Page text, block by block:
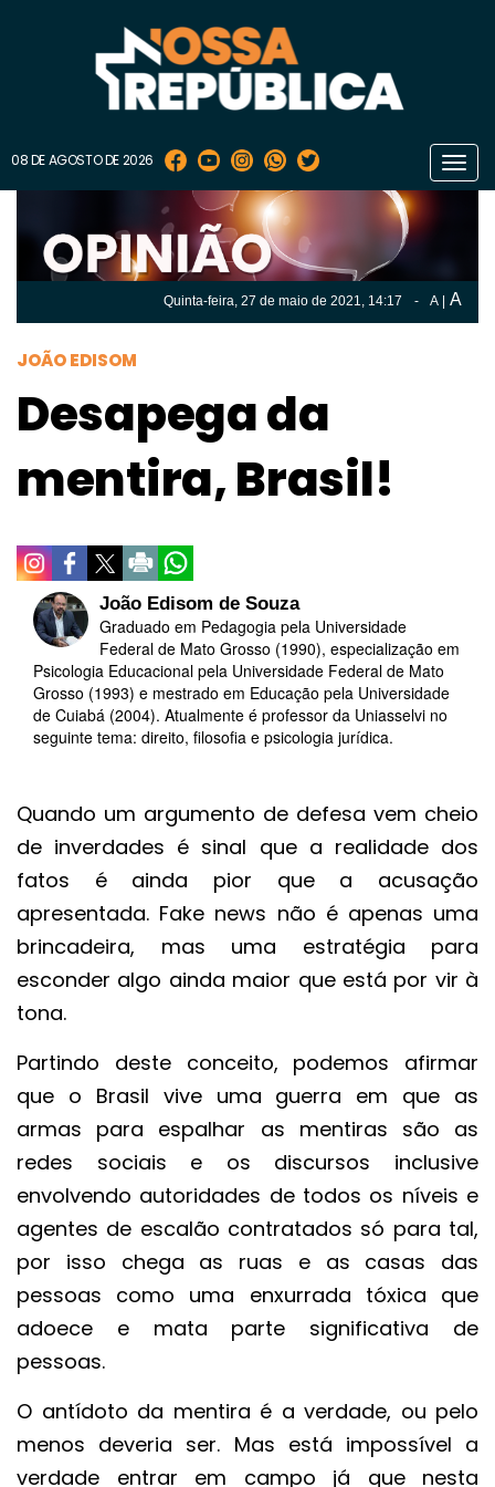
08 DE AGOSTO DE 2026
Quinta-feira, 27 de maio de 2021, 14:17 - A A
JOÃO EDISOM
Desapega da
mentira, Brasil!
João Edisom de Souza
Graduado em Pedagogia pela Universidade
Federal de Mato Grosso (1990), especialização em
Psicologia Educacional pela Universidade Federal de Mato
Grosso (1993) e mestrado em Educação pela Universidade
de Cuiabá (2004). Atualmente é professor da Uniasselvi no
seguinte tema: direito, filosofia e psicologia jurídica.
Quando um argumento de defesa vem cheio
de inverdades é sinal que a realidade dos
fatos é ainda pior que a acusação
apresentada. Fake news não é apenas uma
brincadeira, mas uma estratégia para
esconder algo ainda maior que está por vir à
tona.
Partindo deste conceito, podemos afirmar
que o Brasil vive uma guerra em que as
armas para espalhar as mentiras são as
redes sociais e os discursos inclusive
envolvendo autoridades de todos os níveis e
agentes de escalão contratados só para tal,
por isso chega as ruas e as casas das
pessoas como uma enxurrada tóxica que
adoece e mata parte significativa de
pessoas.
O antídoto da mentira é a verdade, ou pelo
menos deveria ser. Mas está impossível a
verdade entrar em campo já que nesta